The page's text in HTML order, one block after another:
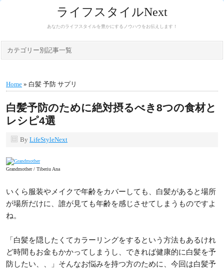
ライフスタイルNext
あなたのライフスタイルを豊かにするノウハウをお伝えします！
カテゴリー別記事一覧
Home » 白髪 予防 サプリ
白髪予防のために絶対摂るべき8つの食材と
レシピ4選
By LifeStyleNext
Grandmother / Tiberiu Ana
いくら服装やメイクで年齢をカバーしても、白髪があると場所
が場所だけに、誰が見ても年齢を感じさせてしまうものですよ
ね。
「白髪を隠したくてカラーリングをするという方法もあるけれ
ど時間もお金もかかってしまうし、できれば健康的に白髪を予
防したい、、」そんなお悩みを持つ方のために、今回は白髪予